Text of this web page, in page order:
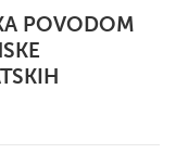
POVODOM